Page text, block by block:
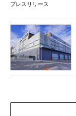
プレスリリース